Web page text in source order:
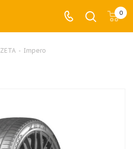
0
ZETA - Impero